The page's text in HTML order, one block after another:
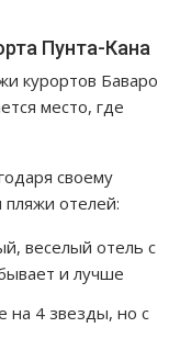
Пунта-Кана
курортов Баваро
место, где
своему
отелей:
веселый отель с
и лучше
на 4 звезды, но с